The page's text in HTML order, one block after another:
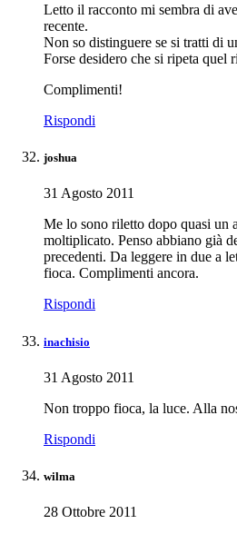
Letto il racconto mi sembra di
recente.
Non so distinguere se si tratti di
Forse desidero che si ripeta quel
Complimenti!
Rispondi
joshua
31 Agosto 2011
Me lo sono riletto dopo quasi un
moltiplicato. Penso abbiano già
precedenti. Da leggere in due a
fioca. Complimenti ancora.
Rispondi
inachisio
31 Agosto 2011
Non troppo fioca, la luce. Alla
Rispondi
wilma
28 Ottobre 2011